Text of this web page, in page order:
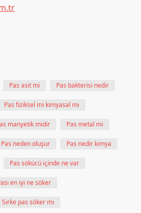
Pas asit mi Pas bakterisi nedir
Pas fiziksel mi kimyasal mı
manyetik midir Pas metal mi
Pas neden oluşur Pas nedir kimya
Pas sökücü içinde ne var
en iyi ne söker
Sirke pas söker mi